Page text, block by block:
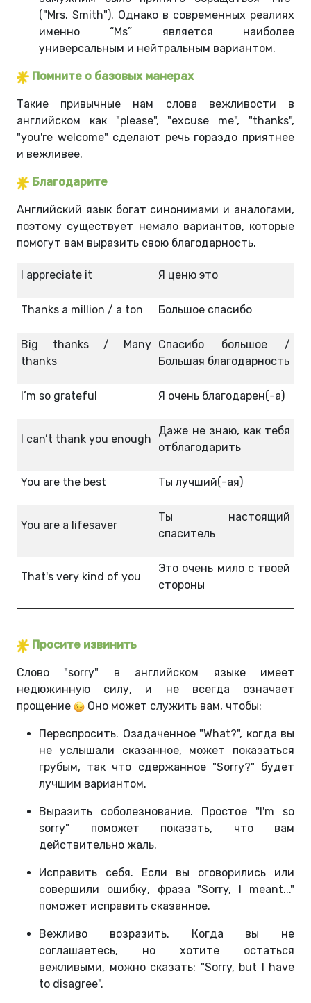
("Mrs. Smith"). Однако в современных реалиях
именно “Ms” является наиболее
универсальным и нейтральным вариантом.
Помните о базовых манерах
Такие привычные нам слова вежливости в
английском как "please", "excuse me", "thanks",
"you're welcome" сделают речь гораздо приятнее
и вежливее.
Благодарите
Английский язык богат синонимами и аналогами,
поэтому существует немало вариантов, которые
помогут вам выразить свою благодарность.
I appreciate it Я ценю это
Thanks a million / a ton Большое спасибо
Big thanks / Many
thanks
Спасибо большое /
Большая благодарность
I’m so grateful Я очень благодарен(-а)
I can’t thank you enough
Даже не знаю, как тебя
отблагодарить
You are the best Ты лучший(-ая)
You are a lifesaver
Ты настоящий
спаситель
That's very kind of you
Это очень мило с твоей
стороны
Просите извинить
Слово "sorry" в английском языке имеет
недюжинную силу, и не всегда означает
прощение
Оно может служить вам, чтобы:
Переспросить. Озадаченное "What?", когда вы
не услышали сказанное, может показаться
грубым, так что сдержанное "Sorry?" будет
лучшим вариантом.
Выразить соболезнование. Простое "I'm so
sorry" поможет показать, что вам
действительно жаль.
Исправить себя. Если вы оговорились или
совершили ошибку, фраза "Sorry, I meant..."
поможет исправить сказанное.
Вежливо возразить. Когда вы не
соглашаетесь, но хотите остаться
вежливыми, можно сказать: "Sorry, but I have
to disagree".